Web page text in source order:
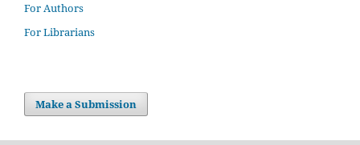
For Authors
For Librarians
Make a Submission